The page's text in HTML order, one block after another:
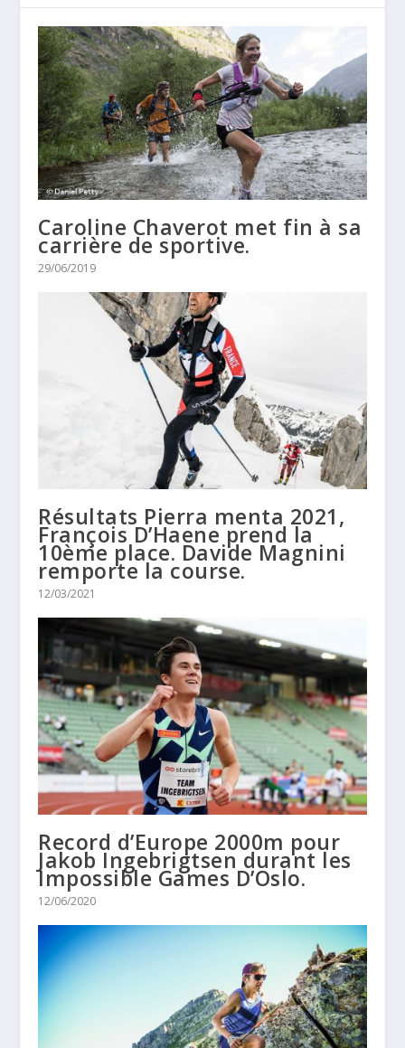
Caroline Chaverot met fin à sa
carrière de sportive.
29/06/2019
Résultats Pierra menta 2021,
François D’Haene prend la
10ème place. Davide Magnini
remporte la course.
12/03/2021
Record d’Europe 2000m pour
Jakob Ingebrigtsen durant les
Impossible Games D’Oslo.
12/06/2020